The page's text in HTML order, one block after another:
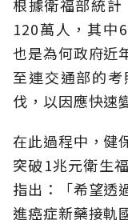
根據衛福部統
120萬人，其中
也是為何政府近
至連交通部的
伐，以因應快速
在此過程中，健
突破1兆元衛生
指出：「希望透
進癌症新藥接軌